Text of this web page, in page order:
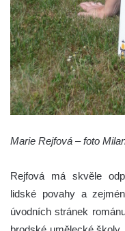
Marie Rejfová – foto
Rejfová má skvěle
lidské povahy a
úvodních stránek